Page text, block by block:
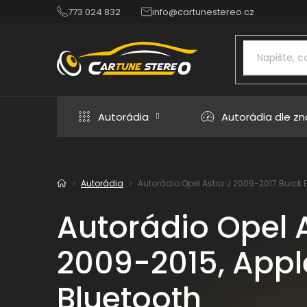
773 024 832 info@cartunestereo.cz
Autorádia Autorádia dle
DomůAutorádia Autorádio Opel Astra J 2009-2017 Buick
Autorádio Opel
2009-2015,
Bluetooth